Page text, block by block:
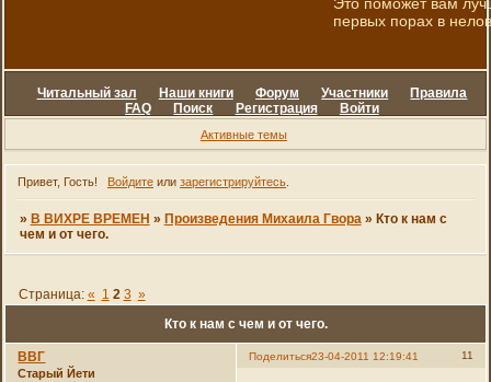
первых порах в
Читальный зал Наши книги Форум Участники
Правила
FAQ
Поиск Регистрация Войти
Активные темы
Привет, Гость! Войдитеили зарегистрируйтесь.
» В ВИХРЕ ВРЕМЕН » Произведения Михаила Гвора » Кто к нам с
чем и от чего.
Кто к нам с чем и от чего.
Страница: « 1 2 3 »
Поделиться 11
23-04-2011 12:19:41
ВВГ
Старый Йети